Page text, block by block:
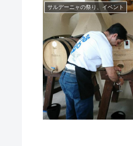
サルデーニャの祭り、イベント